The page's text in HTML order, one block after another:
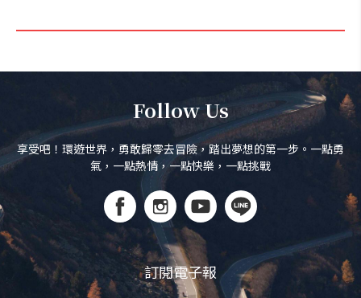
Follow Us
享受吧！環遊世界，勇敢歸零去冒險，踏出夢想的第一步。一點勇
氣，一點熱情，一點快樂，一點挑戰
訂閱電子報